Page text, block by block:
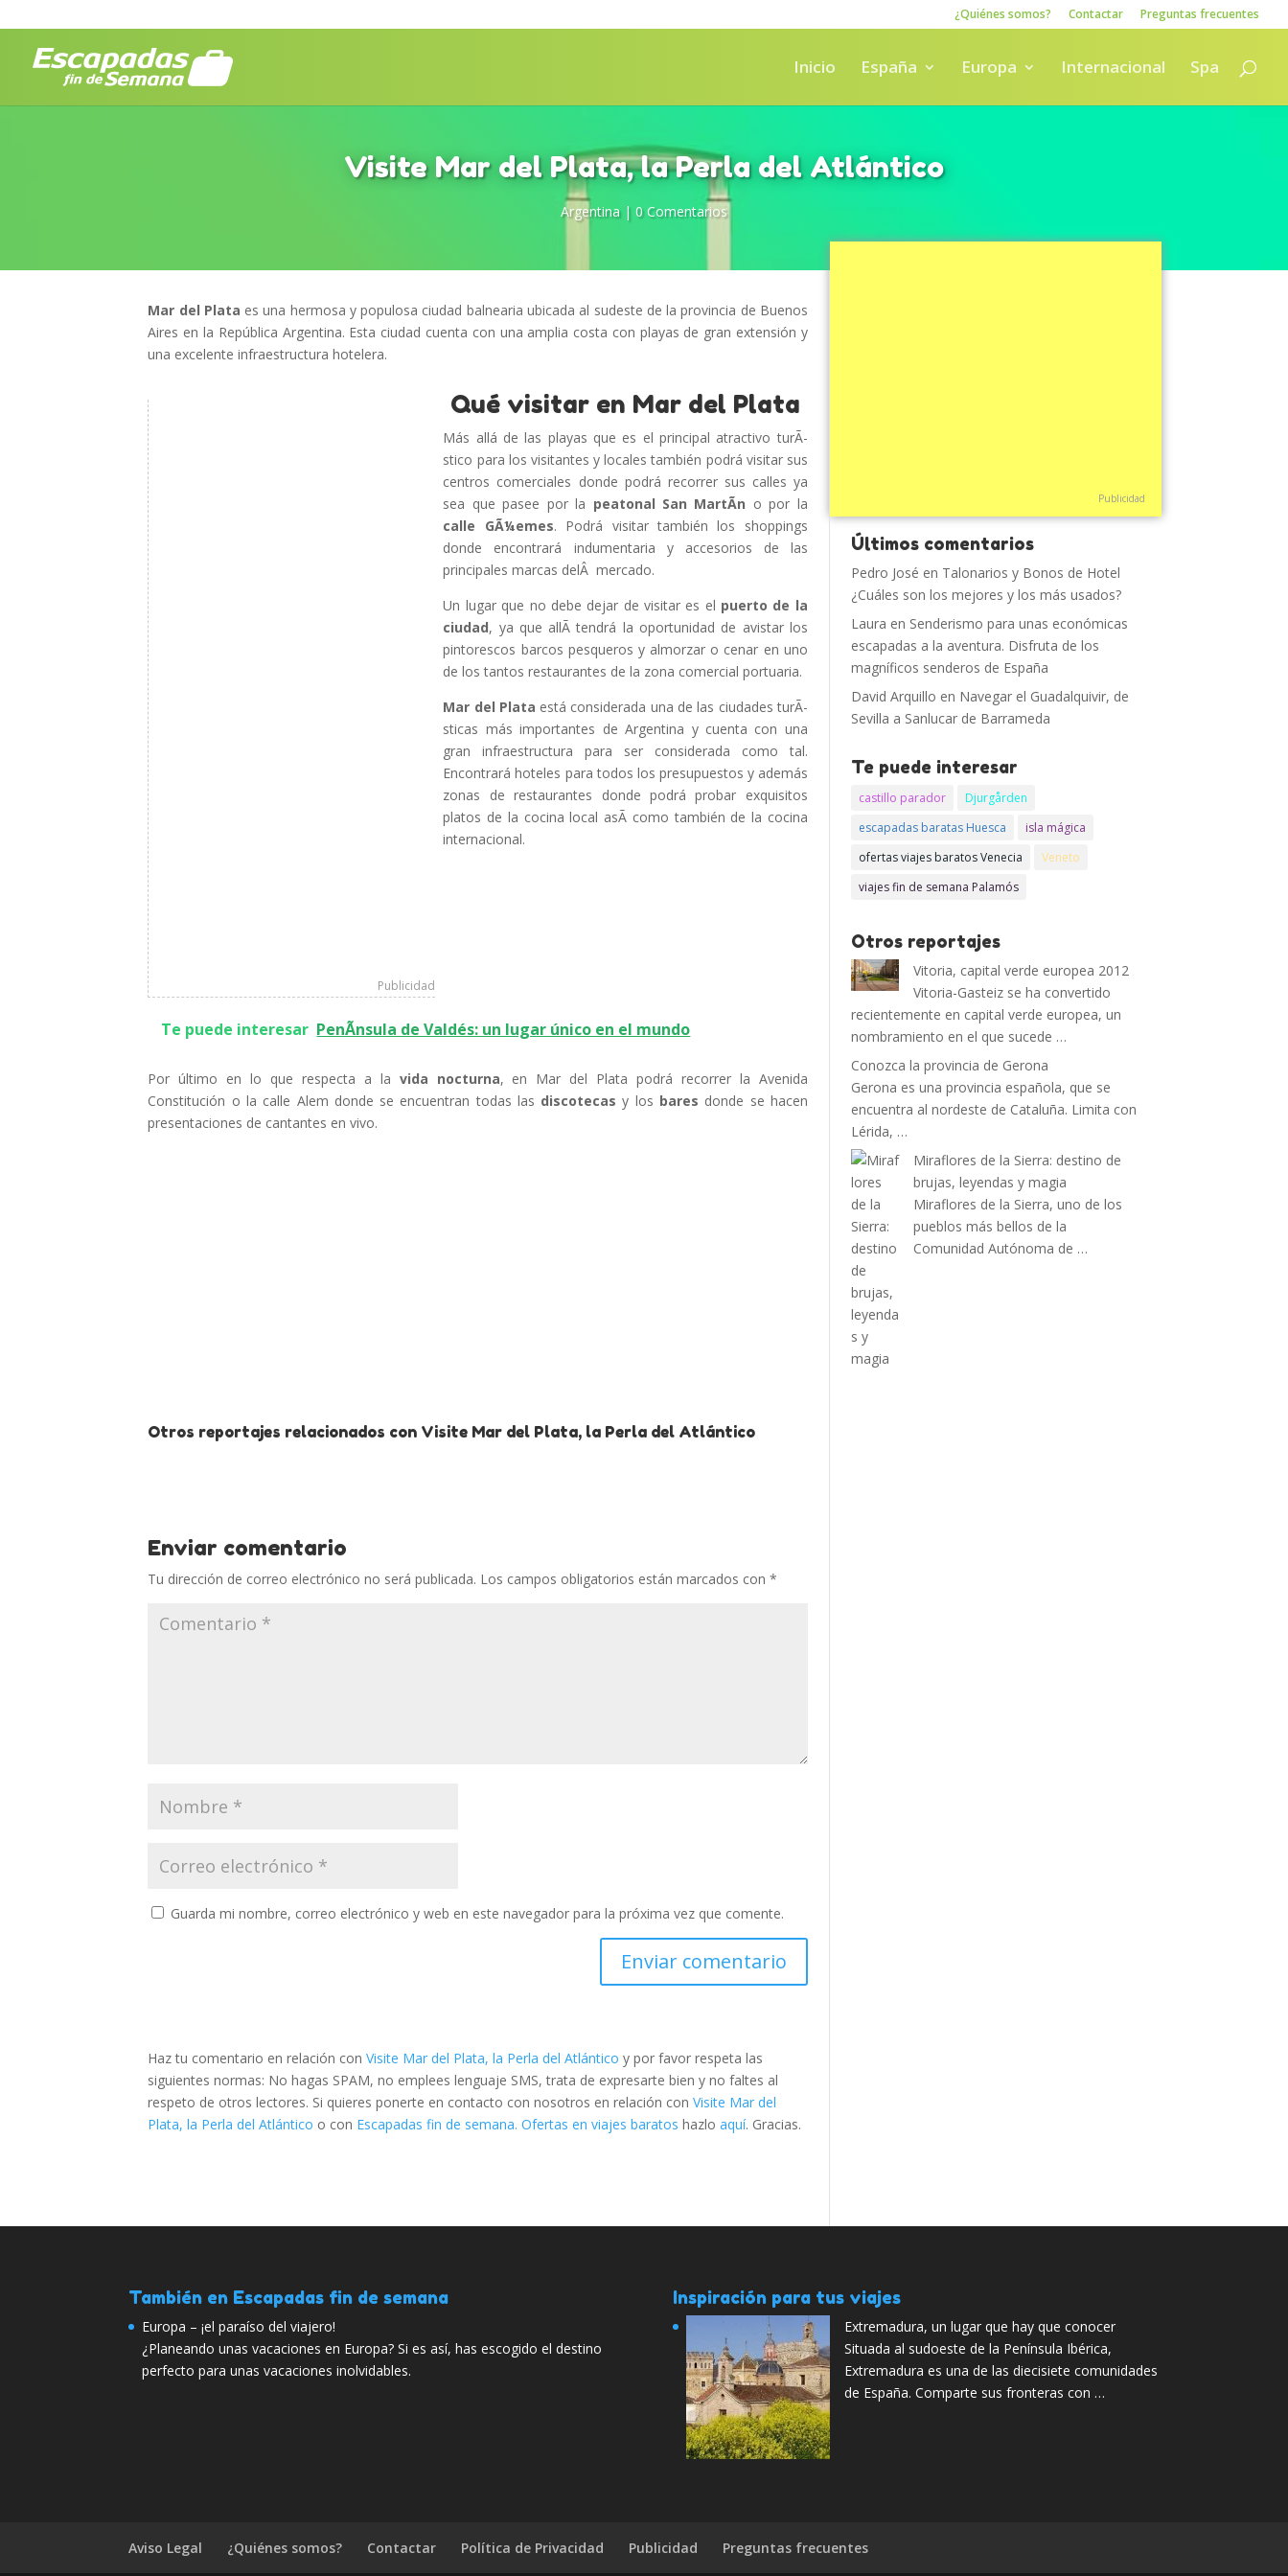
¿Quiénes somos? Contactar Preguntas frecuentes
Inicio España Europa Internacional Spa
Visite Mar del Plata, la Perla del Atlántico
Argentina| 0 Comentarios
Mar del Plata es una hermosa y populosa ciudad balnearia ubicada al sudeste de la provincia de Buenos
Aires en la República Argentina. Esta ciudad cuenta con una amplia costa con playas de gran extensión y
una excelente infraestructura hotelera.
Publicidad
Qué visitar en Mar del Plata
Más allá de las playas que es el principal atractivo turÃ­
stico para los visitantes y locales también podrá visitar sus
centros comerciales donde podrá recorrer sus calles ya
sea que pasee por la peatonal San MartÃ­n o por la
calle GÃ¼emes. Podrá visitar también los shoppings
donde encontrará indumentaria y accesorios de las
principales marcas delÂ mercado.
Un lugar que no debe dejar de visitar es el puerto de la
ciudad, ya que allÃ­ tendrá la oportunidad de avistar los
pintorescos barcos pesqueros y almorzar o cenar en uno
de los tantos restaurantes de la zona comercial portuaria.
Mar del Plata está considerada una de las ciudades turÃ­
sticas más importantes de Argentina y cuenta con una
gran infraestructura para ser considerada como tal.
Encontrará hoteles para todos los presupuestos y además
zonas de restaurantes donde podrá probar exquisitos
platos de la cocina local asÃ­ como también de la cocina
internacional.
Te puede interesar PenÃ­nsula de Valdés: un lugar único en el mundo
Por último en lo que respecta a la vida nocturna, en Mar del Plata podrá recorrer la Avenida
Constitución o la calle Alem donde se encuentran todas las discotecas y los bares donde se hacen
presentaciones de cantantes en vivo.
Otros reportajes relacionados con Visite Mar del Plata, la Perla del Atlántico
Enviar comentario
Tu dirección de correo electrónico no será publicada. Los campos obligatorios están marcados con*
Guarda mi nombre, correo electrónico y web en este navegador para la próxima vez que comente.
Haz tu comentario en relación conVisite Mar del Plata, la Perla del Atlántico y por favor respeta las
siguientes normas: No hagas SPAM, no emplees lenguaje SMS, trata de expresarte bien y no faltes al
respeto de otros lectores. Si quieres ponerte en contacto con nosotros en relación conVisite Mar del
Plata, la Perla del Atlántico o con Escapadas fin de semana. Ofertas en viajes baratos hazloaquí. Gracias.
Publicidad
Últimos comentarios
Pedro José en Talonarios y Bonos de Hotel
¿Cuáles son los mejores y los más usados?
Laura en Senderismo para unas económicas
escapadas a la aventura. Disfruta de los
magníficos senderos de España
David Arquillo en Navegar el Guadalquivir, de
Sevilla a Sanlucar de Barrameda
Te puede interesar
castillo parador
Djurgården
escapadas baratas Huesca
isla mágica
ofertas viajes baratos Venecia
Veneto
viajes fin de semana Palamós
Otros reportajes
Vitoria, capital verde europea 2012
Vitoria-Gasteiz se ha convertido
recientemente en capital verde europea, un
nombramiento en el que sucede …
Conozca la provincia de Gerona
Gerona es una provincia española, que se
encuentra al nordeste de Cataluña. Limita con
Lérida, …
Miraflores de la Sierra: destino de
brujas, leyendas y magia
Miraflores de la Sierra, uno de los
pueblos más bellos de la
Comunidad Autónoma de …
También en Escapadas fin de semana
Europa – ¡el paraíso del viajero!
¿Planeando unas vacaciones en Europa? Si es así, has escogido el destino
perfecto para unas vacaciones inolvidables.
Inspiración para tus viajes
Extremadura, un lugar que hay que conocer
Situada al sudoeste de la Península Ibérica,
Extremadura es una de las diecisiete comunidades
de España. Comparte sus fronteras con …
Aviso Legal ¿Quiénes somos? Contactar Política de Privacidad Publicidad Preguntas frecuentes